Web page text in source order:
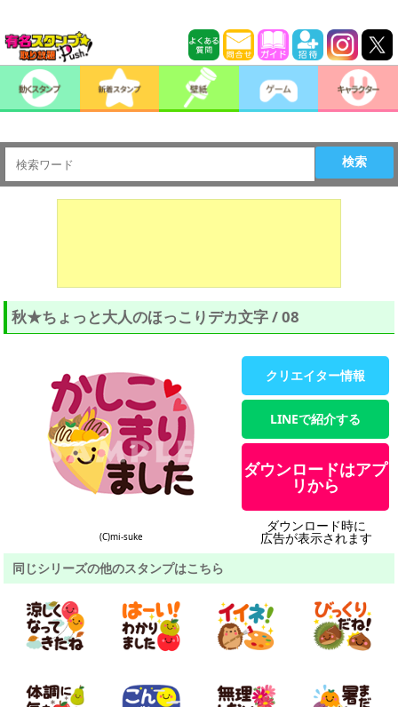
検索
秋★ちょっと大人のほっこりデカ文字 / 08
(C)mi-suke
クリエイター情報
LINEで紹介する
ダウンロードはアプ
リから
ダウンロード時に
広告が表示されます
同じシリーズの他のスタンプはこちら